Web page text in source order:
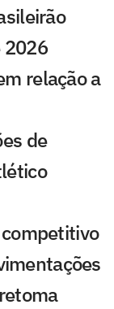
2026
relação a
de